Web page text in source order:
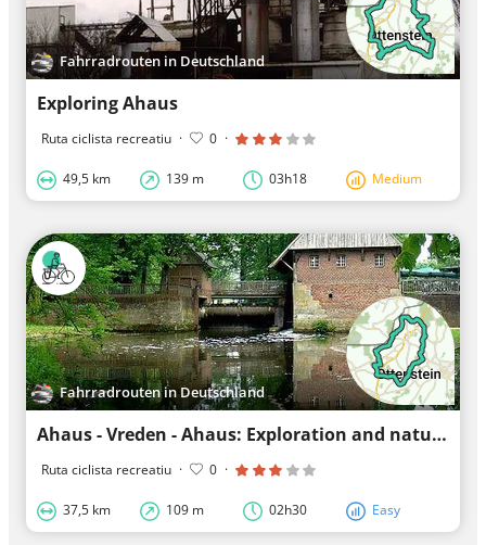
Fahrradrouten in Deutschland
Exploring Ahaus
Ruta ciclista recreatiu · 0 ·
49,5 km 139 m 03h18 Medium
Fahrradrouten in Deutschland
Ahaus - Vreden - Ahaus: Exploration and nature
Ruta ciclista recreatiu · 0 ·
37,5 km 109 m 02h30 Easy